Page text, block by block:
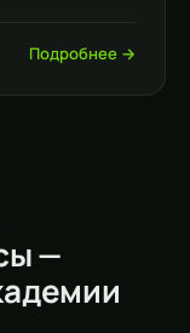
Подробнее →
—